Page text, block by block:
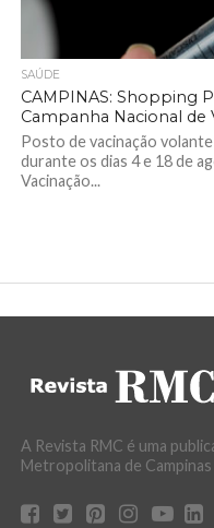
SAÚDE
CAMPINAS: Shopping
Campanha Nacional de
Posto de vacinação
durante os dias 4 e 18 de
Vacinação...
A Revista RMC é uma
Metropolitana de Campinas